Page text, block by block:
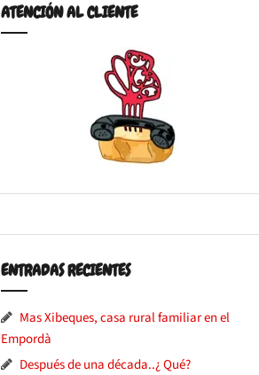
ATENCIÓN AL CLIENTE
ENTRADAS RECIENTES
Mas Xibeques, casa rural familiar en el
Empordà
Después de una década..¿ Qué?